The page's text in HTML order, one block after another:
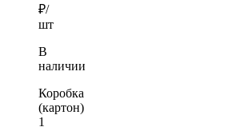
₽/
шт
В
наличии
Коробка
(картон)
1